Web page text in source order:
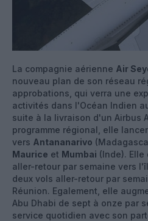
La compagnie aérienne Air
nouveau plan de son réseau
approbations, qui verra une
activités dans l'Océan Indien
suite à la livraison d'un Airbus
programme régional, elle
vers Antananarivo
Maurice et Mumbai (Inde).
aller-retour par semaine vers
deux vols aller-retour par
Réunion. Egalement, elle
Abu Dhabi de sept à onze par
service quotidien avec son